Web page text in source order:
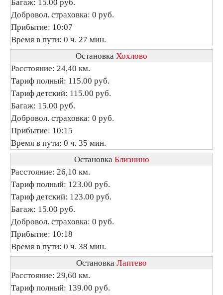
Багаж: 15.00 руб.
Добровол. страховка: 0 руб.
Прибытие: 10:07
Время в пути: 0 ч. 27 мин.
Остановка Хохлово
Расстояние: 24,40 км.
Тариф полный: 115.00 руб.
Тариф детский: 115.00 руб.
Багаж: 15.00 руб.
Добровол. страховка: 0 руб.
Прибытие: 10:15
Время в пути: 0 ч. 35 мин.
Остановка Близнино
Расстояние: 26,10 км.
Тариф полный: 123.00 руб.
Тариф детский: 123.00 руб.
Багаж: 15.00 руб.
Добровол. страховка: 0 руб.
Прибытие: 10:18
Время в пути: 0 ч. 38 мин.
Остановка Лаптево
Расстояние: 29,60 км.
Тариф полный: 139.00 руб.